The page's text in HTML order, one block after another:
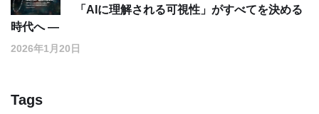
「AIに理解される可視性」がすべてを決める
時代へ ―
2026年1月20日
Tags